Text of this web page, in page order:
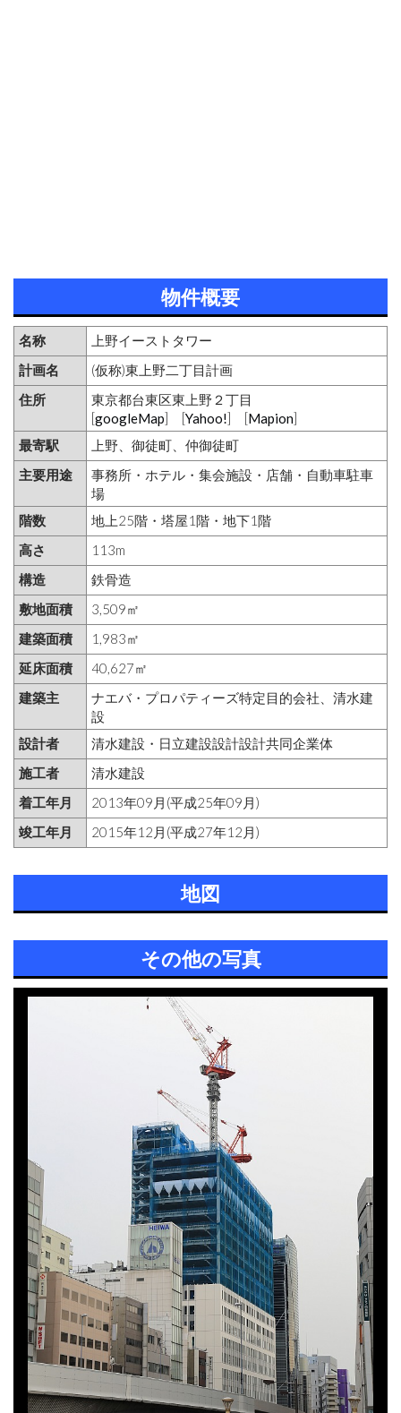
物件概要
名称
上野イーストタワー
計画名
(仮称)東上野二丁目計画
住所
東京都台東区東上野２丁目
[googleMap] [Yahoo!] [Mapion]
最寄駅
上野、御徒町、仲御徒町
主要用途
事務所・ホテル・集会施設・店舗・自動車駐車
場
階数
地上25階・塔屋1階・地下1階
高さ
113m
構造
鉄骨造
敷地面積
3,509㎡
建築面積
1,983㎡
延床面積
40,627㎡
建築主
ナエバ・プロパティーズ特定目的会社、清水建
設
設計者
清水建設・日立建設設計設計共同企業体
施工者
清水建設
着工年月
2013年09月(平成25年09月)
竣工年月
2015年12月(平成27年12月)
地図
その他の写真